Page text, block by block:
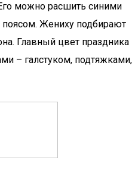
можно расшить синими
поясом. Жениху подбирают
Главный цвет праздника
– галстуком, подтяжками,